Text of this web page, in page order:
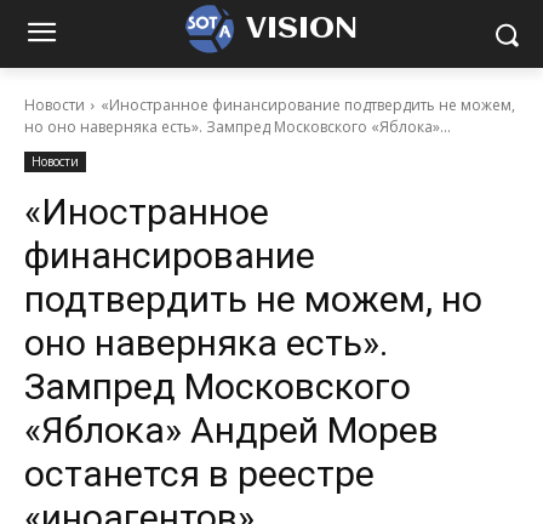
VISION
Новости
«Иностранное финансирование подтвердить не можем,
но оно наверняка есть». Зампред Московского «Яблока»...
Новости
«Иностранное
финансирование
подтвердить не можем, но
оно наверняка есть».
Зампред Московского
«Яблока» Андрей Морев
останется в реестре